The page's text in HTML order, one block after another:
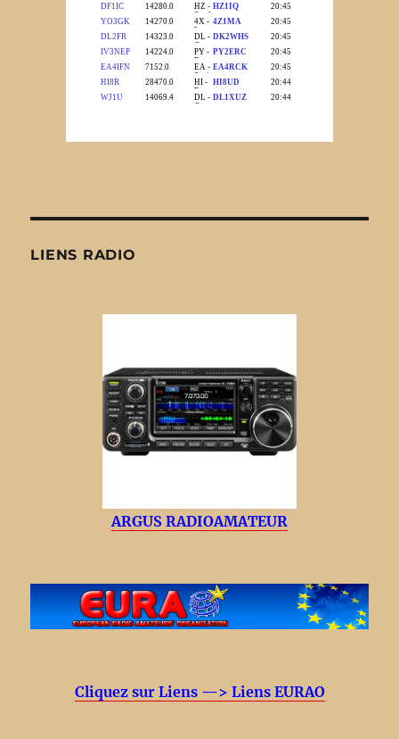
LIENS RADIO
ARGUS RADIOAMATEUR
Cliquez sur Liens —> Liens EURAO